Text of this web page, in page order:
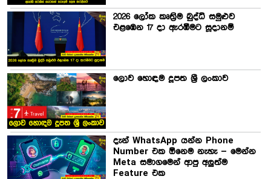
2026 ලෝක කෘත්‍රිම බුද්ධි සමුළුව
එළඹෙන 17 දා ඇරඹීමට සූදානම්
ලොව හොඳම දූපත ශ්‍රී ලංකාව
දැන් WhatsApp යන්න Phone
Number එක ඕනෙම නැහැ – මෙන්න
Meta සමාගමෙන් ආපු අලුත්ම
Feature එක